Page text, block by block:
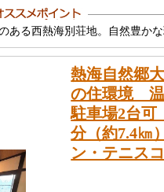
ある西熱海別荘地。自然豊か
熱海自然郷
の住環境
駐車場2台
分（約7.4
ン・テニス